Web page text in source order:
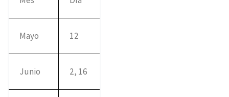
Mayo 12
Junio 2, 16